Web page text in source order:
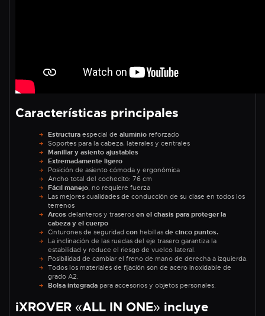
Características principales
Estructura especial de aluminio reforzado
Soportes para la cabeza, laterales y centrales
Manillar y asiento ajustables
Extremadamente ligero
Posición de asiento cómoda y ergonómica
Ancho total del cochecito: 76 cm
Fácil manejo, no requiere fuerza
Las mejores cualidades de conducción de su clase en todos los
terrenos
Arcos delanteros y traseros en el chasis para proteger la
cabeza y el cuerpo
Cinturones de seguridad con hebillas de cinco puntos.
La inclinación de las ruedas del eje trasero garantiza la
estabilidad y reduce el riesgo de vuelco lateral.
Posibilidad de cambiar el freno de mano de derecha a izquierda.
Todos los materiales de fijación son de acero inoxidable de
grado A2.
Bolsa integrada para accesorios y objetos personales.
iXROVER «ALL IN ONE» incluye